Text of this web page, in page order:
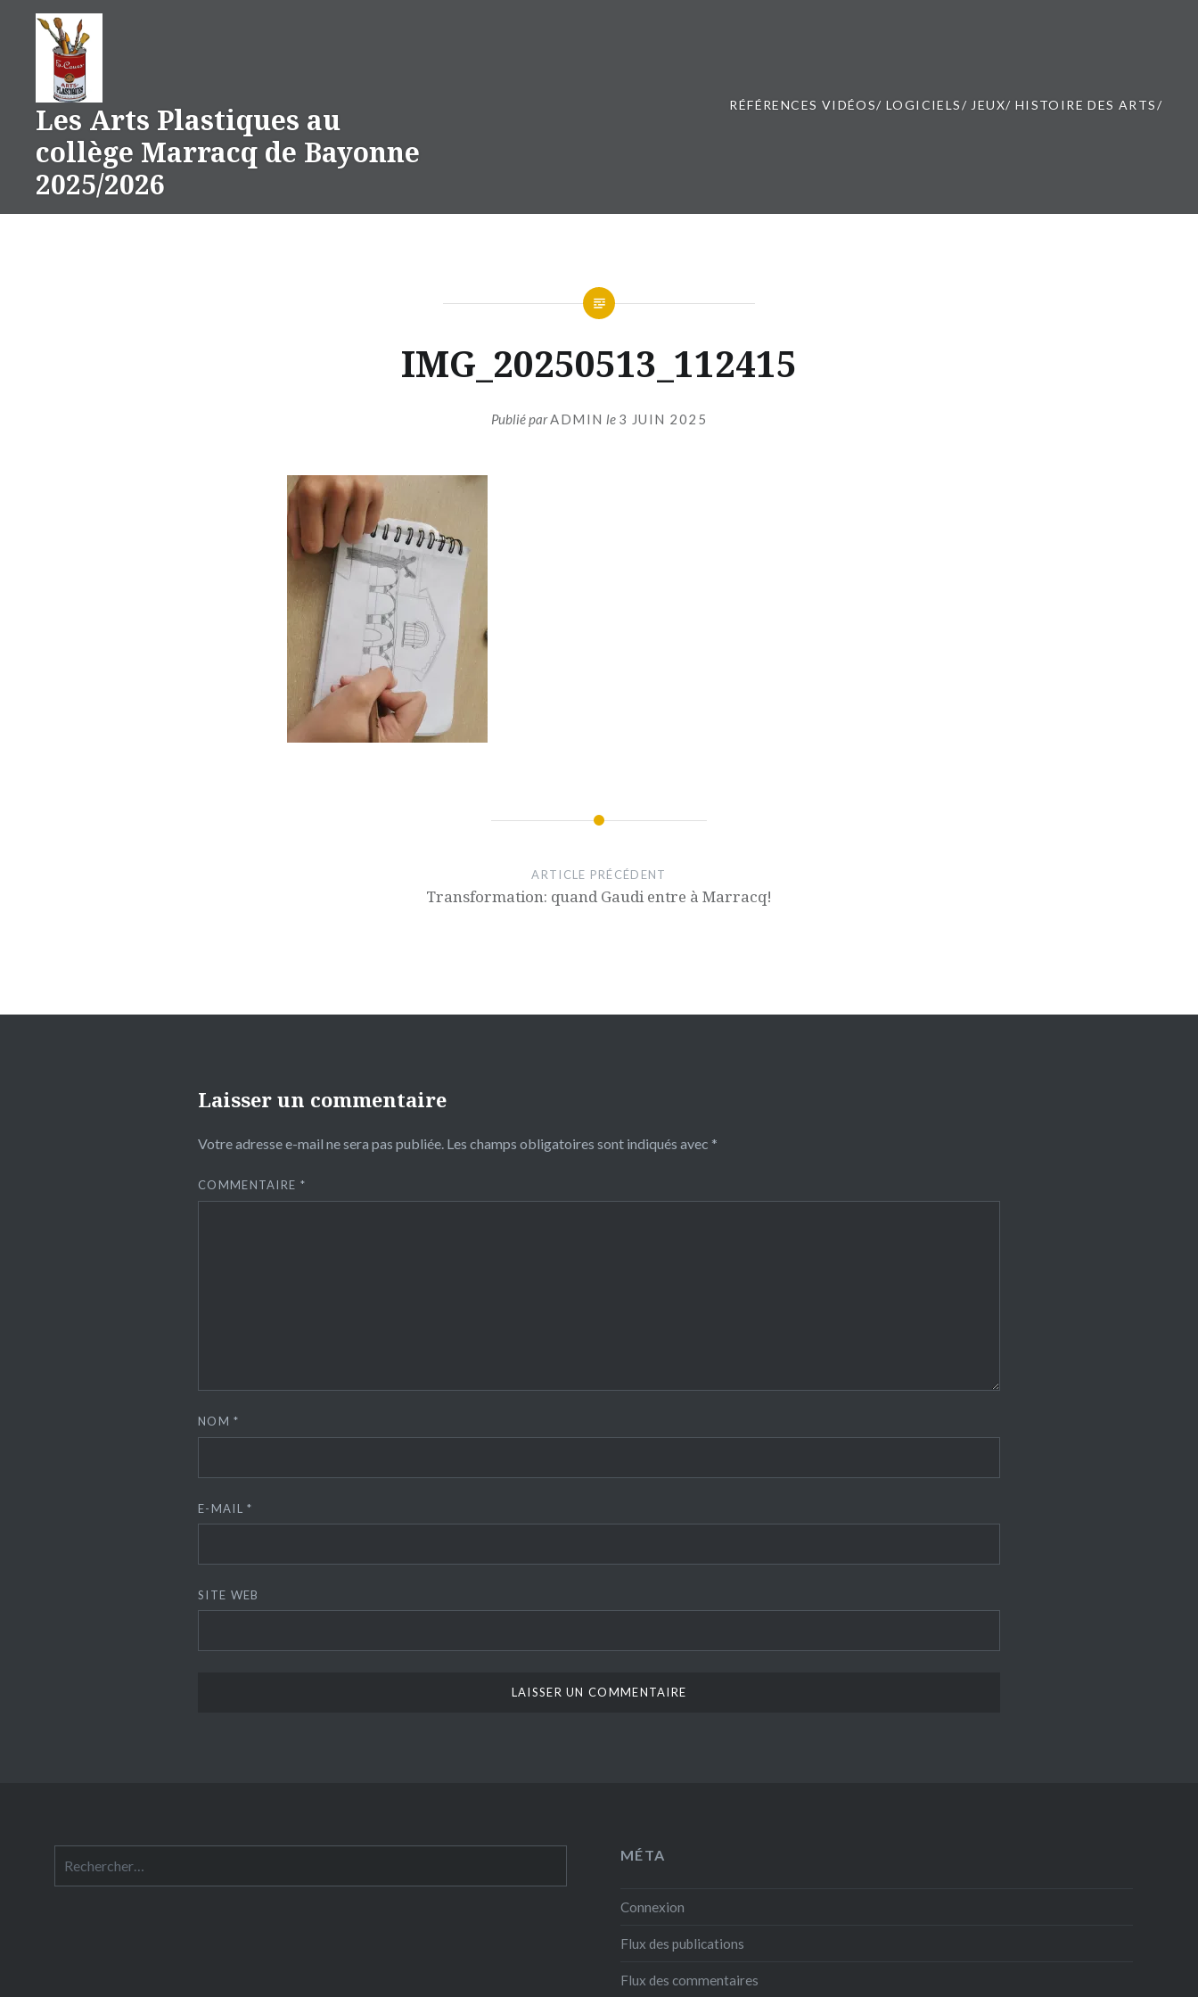
Les Arts Plastiques au
collège Marracq de Bayonne
2025/2026
RÉFÉRENCES VIDÉOS/ LOGICIELS/ JEUX/ HISTOIRE DES ARTS/
IMG_20250513_112415
Publié parADMIN le 3 JUIN 2025
ARTICLE PRÉCÉDENT
Transformation: quand Gaudi entre à Marracq!
Laisser un commentaire
Votre adresse e-mail ne sera pas publiée. Les champs obligatoires sont indiqués avec *
COMMENTAIRE *
NOM*
E-MAIL*
SITE WEB
MÉTA
Connexion
Flux des publications
Flux des commentaires